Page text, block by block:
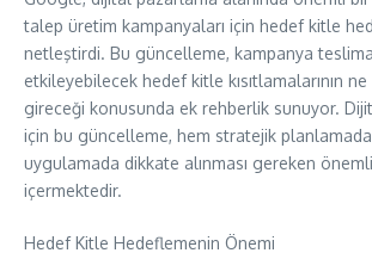
talep üretim kampanyaları için hedef kitle
netleştirdi. Bu güncelleme, kampanya
etkileyebilecek hedef kitle kısıtlamalarının
gireceği konusunda ek rehberlik sunuyor.
için bu güncelleme, hem stratejik
uygulamada dikkate alınması gereken
içermektedir.
Hedef Kitle Hedeflemenin Önemi